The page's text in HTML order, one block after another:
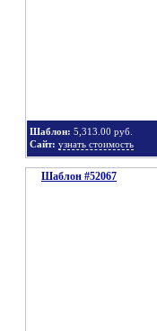
Шаблон: 5,313.00 руб.
Сайт: узнать стоимость
Шаблон #52067